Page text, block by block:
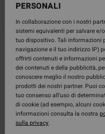
PERSONALI
In collaborazione con i nostri
sistemi equivalenti per salvare e/
tuo dispositivo. Tali informazioni
navigazione e il tuo indirizzo IP)
offrirti contenuti e informazioni
dei contenuti e della pubblicità,
conoscere meglio il nostro
prodotti dei nostri partner. Puoi
tuo consenso all’uso di
di cookie (ad esempio, alcuni
informazioni consulta la nostra
sulla privacy.